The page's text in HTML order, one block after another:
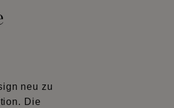
neu zu
Die